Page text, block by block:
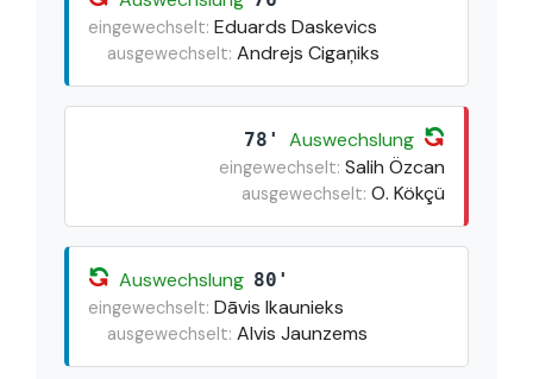
eingewechselt: Eduards Daskevics
ausgewechselt: Andrejs Cigaņiks
78' Auswechslung
eingewechselt: Salih Özcan
ausgewechselt: O. Kökçü
Auswechslung 80'
eingewechselt: Dāvis Ikaunieks
ausgewechselt: Alvis Jaunzems